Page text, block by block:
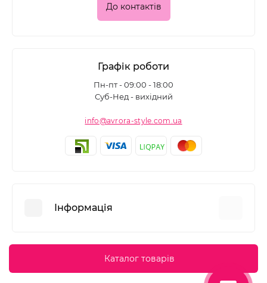
До контактів
Графік роботи
Пн-пт - 09:00 - 18:00
Суб-Нед - вихідний
info@avrora-style.com.ua
Інформація
Угода користувачаКаталог товарів